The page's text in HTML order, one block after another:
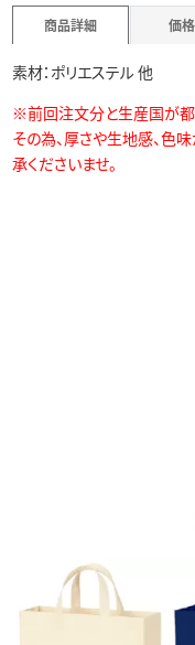
商品詳細 価
素材：ポリエステル 他
※前回注文分と生産国が都
その為、厚さや生地感、色
承くださいませ。